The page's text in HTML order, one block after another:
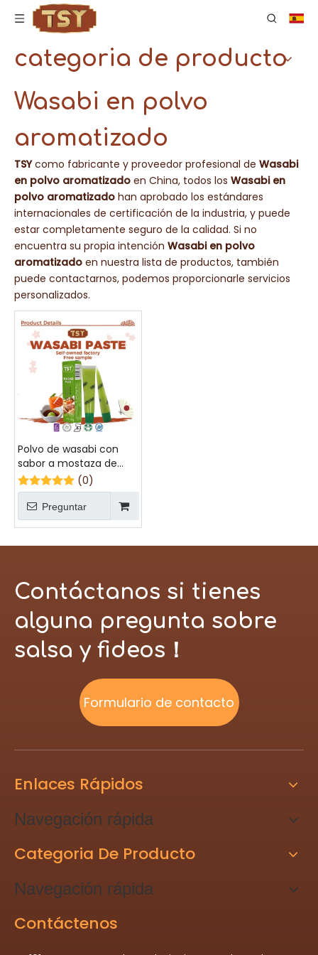
categoria de producto
Wasabi en polvo
aromatizado
TSYcomo fabricante y proveedor profesional de Wasabi
en polvo aromatizado en China, todos los Wasabi en
polvo aromatizado han aprobado los estándares
internacionales de certificación de la industria, y puede
estar completamente seguro de la calidad. Si no
encuentra su propia intención Wasabi en polvo
aromatizado en nuestra lista de productos, también
puede contactarnos, podemos proporcionarle servicios
personalizados.
Polvo de wasabi con
sabor a mostaza de
bolsas portátiles al por
mayor para restaurante
(0)
Preguntar
Contáctanos si tienes
alguna pregunta sobre
salsa y fideos！
Formulario de contacto
Enlaces Rápidos
Navegación rápida
Categoria De Producto
Navegación rápida
Contáctenos